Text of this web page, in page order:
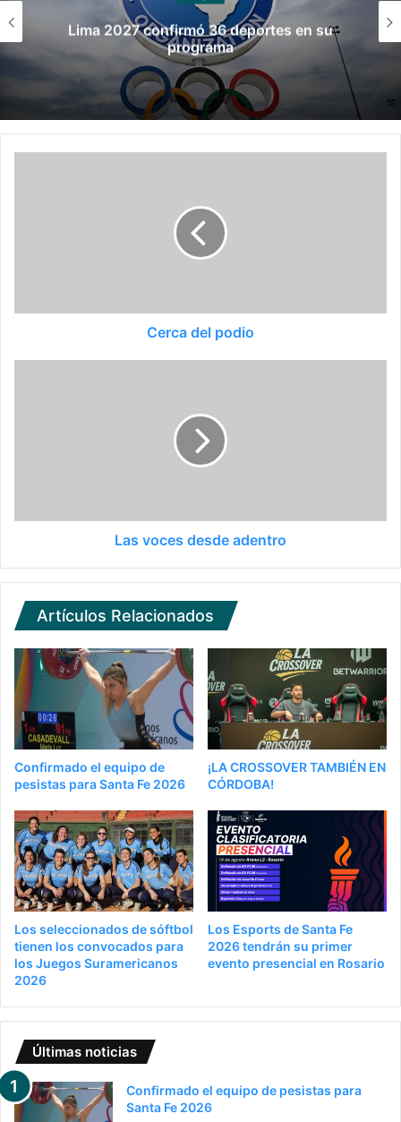
Dennis González, el primer hombre español
en competir en un equipo de natación
artística
Cerca del podio
Las voces desde adentro
Artículos Relacionados
Confirmado el equipo de
pesistas para Santa Fe 2026
¡LA CROSSOVER TAMBIÉN EN
CÓRDOBA!
Los seleccionados de sóftbol
tienen los convocados para
los Juegos Suramericanos
2026
Los Esports de Santa Fe
2026 tendrán su primer
evento presencial en Rosario
Últimas noticias
Confirmado el equipo de pesistas para
Santa Fe 2026